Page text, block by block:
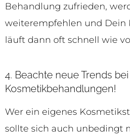
Behandlung zufrieden,
weiterempfehlen und Dein
läuft dann oft schnell wie
4. Beachte neue Trends
Kosmetikbehandlungen!
Wer ein eigenes
sollte sich auch unbedingt